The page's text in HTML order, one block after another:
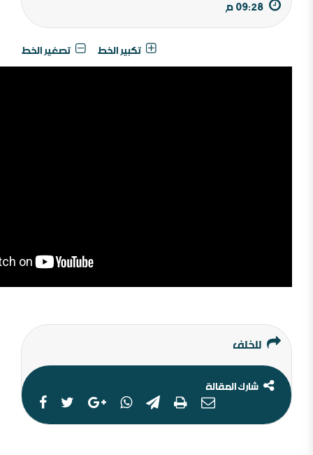
تكبير الخط تصغير الخط
للخلف
شارك المقالة